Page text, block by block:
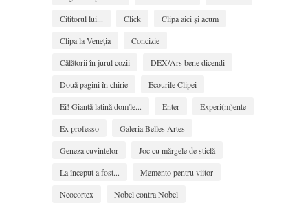
Cititorul lui...
Click
Clipa aici şi acum
Clipa la Veneţia
Concizie
Călătorii în jurul cozii
DEX/Ars bene dicendi
Două pagini în chirie
Ecourile Clipei
Ei! Giantă latină dom'le...
Enter
Experi(m)ente
Ex professo
Galeria Belles Artes
Geneza cuvintelor
Joc cu mărgele de sticlă
La început a fost...
Memento pentru viitor
Neocortex
Nobel contra Nobel